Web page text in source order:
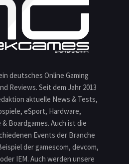
deutsches Online Gaming
Reviews. Seit dem Jahr 2013
aktuelle News & Tests,
eSport, Hardware,
Boardgames. Auch ist die
Events der Branche
der gamescom, devcom,
oder IEM. Auch werden unsere